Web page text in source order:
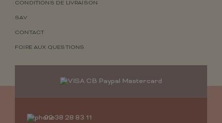
CONDITIONS DE LIVRAISON
SAV
CONTACT
FOIRE AUX QUESTIONS
02 38 28 83 11